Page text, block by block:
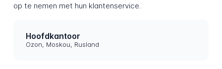
op te nemen met hun klantenservice.
Hoofdkantoor
Ozon, Moskou, Rusland